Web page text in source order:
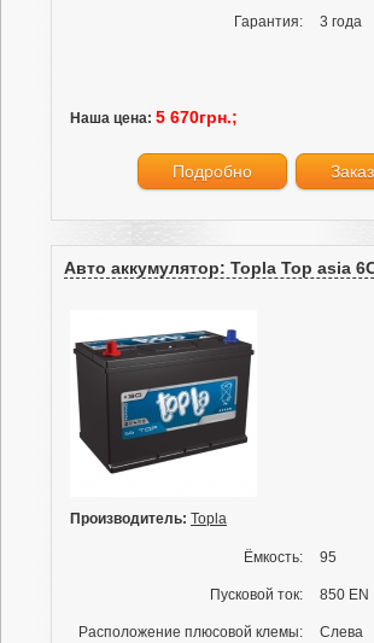
Гарантия: 3 года
Наша цена: 5 670грн.;
Подробно
Авто аккумулятор: Topla Top asia
Производитель: Topla
Ёмкость: 95
Пусковой ток: 850 EN
Расположение плюсовой клемы: Слева